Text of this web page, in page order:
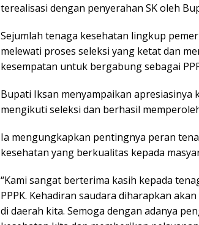
terealisasi dengan penyerahan SK oleh
Sejumlah tenaga kesehatan lingkup
melewati proses seleksi yang ketat dan
kesempatan untuk bergabung sebagai
Bupati Iksan menyampaikan
mengikuti seleksi dan berhasil
Ia mengungkapkan pentingnya peran
kesehatan yang berkualitas kepada
“Kami sangat berterima kasih kepada
PPPK. Kehadiran saudara diharapkan
di daerah kita. Semoga dengan adanya